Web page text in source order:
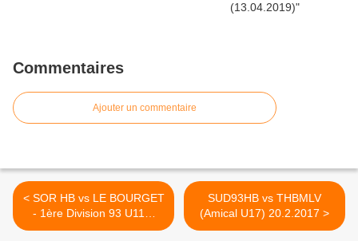
Commentaires
Ajouter un commentaire
< SOR HB vs LE BOURGET
- 1ère Division 93 U11M
(09.12.2017)
SUD93HB vs THBMLV
(Amical U17) 20.2.2017 >